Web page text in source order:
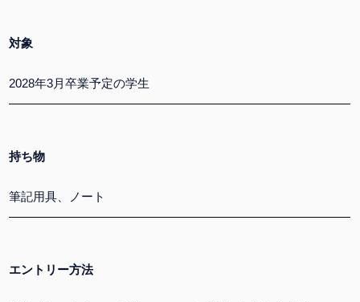
対象
2028年3月卒業予定の学生
持ち物
筆記用具、ノート
エントリー方法